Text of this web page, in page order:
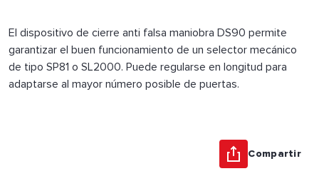
El dispositivo de cierre anti falsa maniobra DS90 permite
garantizar el buen funcionamiento de un selector mecánico
de tipo SP81 o SL2000. Puede regularse en longitud para
adaptarse al mayor número posible de puertas.
Compartir